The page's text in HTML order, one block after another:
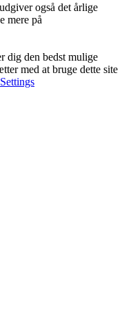
også det årlige
mere på
dig den bedst mulige
med at bruge dette site
Settings